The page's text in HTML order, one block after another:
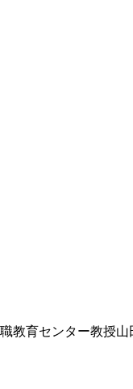
教育センター教授